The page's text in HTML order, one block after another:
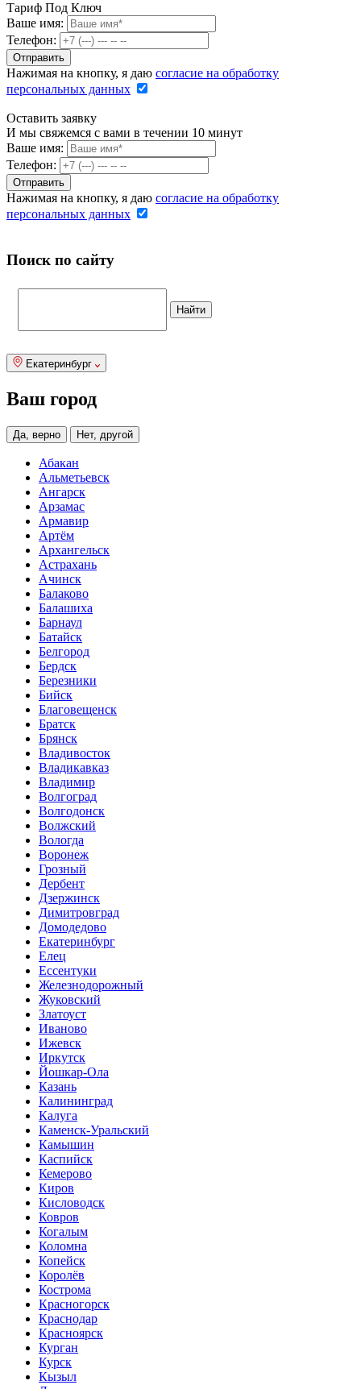
Тариф Под Ключ
Ваше имя:
Телефон:
Нажимая на кнопку, я даю согласие на обработку
персональных данных
Оставить заявку
И мы свяжемся с вами в течении 10 минут
Ваше имя:
Телефон:
Нажимая на кнопку, я даю согласие на обработку
персональных данных
Поиск по сайту
Екатеринбург
Ваш город
Да, верно Нет, другой
Абакан
Альметьевск
Ангарск
Арзамас
Армавир
Артём
Архангельск
Астрахань
Ачинск
Балаково
Балашиха
Барнаул
Батайск
Белгород
Бердск
Березники
Бийск
Благовещенск
Братск
Брянск
Владивосток
Владикавказ
Владимир
Волгоград
Волгодонск
Волжский
Вологда
Воронеж
Грозный
Дербент
Дзержинск
Димитровград
Домодедово
Екатеринбург
Елец
Ессентуки
Железнодорожный
Жуковский
Златоуст
Иваново
Ижевск
Иркутск
Йошкар-Ола
Казань
Калининград
Калуга
Каменск-Уральский
Камышин
Каспийск
Кемерово
Киров
Кисловодск
Ковров
Когалым
Коломна
Копейск
Королёв
Кострома
Красногорск
Краснодар
Красноярск
Курган
Курск
Кызыл